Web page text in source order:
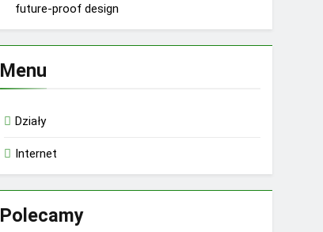
future-proof design
Menu
Działy
Internet
Polecamy